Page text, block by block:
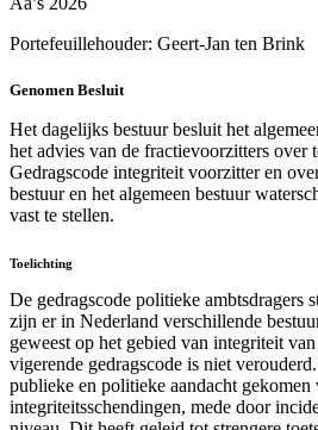
Portefeuillehouder: Geert-Jan ten Brink
Genomen Besluit
Het dagelijks bestuur besluit het
het advies van de fractievoorzitters over
Gedragscode integriteit voorzitter en
bestuur en het algemeen bestuur
vast te stellen.
Toelichting
De gedragscode politieke ambtsdragers
zijn er in Nederland verschillende
geweest op het gebied van integriteit
vigerende gedragscode is niet
publieke en politieke aandacht gekomen
integriteitsschendingen, mede door